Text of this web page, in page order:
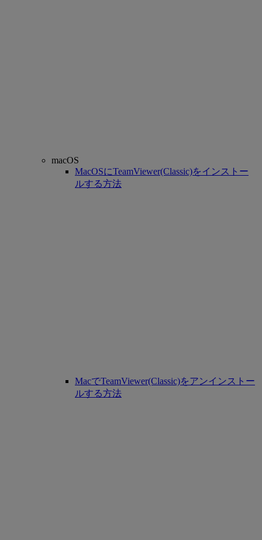
macOS
MacOSにTeamViewer(Classic)をインストー
ルする方法
MacでTeamViewer(Classic)をアンインストー
ルする方法